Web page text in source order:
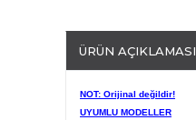
ÜRÜN AÇIKLAMASI
NOT: Orijinal değildir!
UYUMLU MODELLER